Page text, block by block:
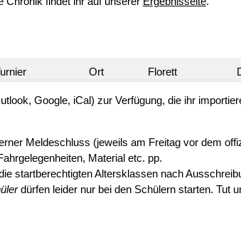
Ort Florett
Google, iCal) zur Verfügung, die ihr
Meldeschluss (jeweils am Freitag vor dem
Material etc. pp.
startberechtigten Altersklassen nach
dürfen leider nur bei den Schülern starten. Tut